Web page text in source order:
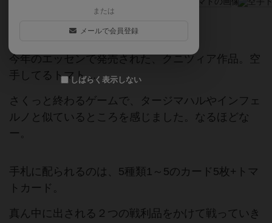
日本ボードゲーム大賞
今年のエッセンで発売された、クニツィア作品。空
手してるトマト…
さくっと終わるゲームで、タージマハルやインフェ
ルノと似ているところを感じました。なるほどな
ー。
手札に配られるのは、5種類1～5のカード5枚+トマ
トカード。
真ん中に出される２つの戦利品をかけて戦っていき
または
メールで会員登録
しばらく表示しない